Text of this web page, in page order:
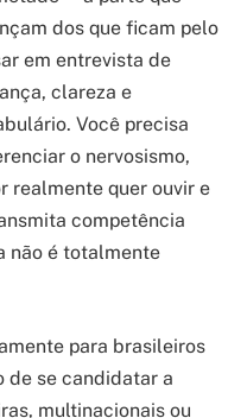
dos que ficam pelo
em entrevista de
clareza e
Você precisa
o nervosismo,
realmente quer ouvir e
competência
não é totalmente
para brasileiros
de se candidatar a
multinacionais ou